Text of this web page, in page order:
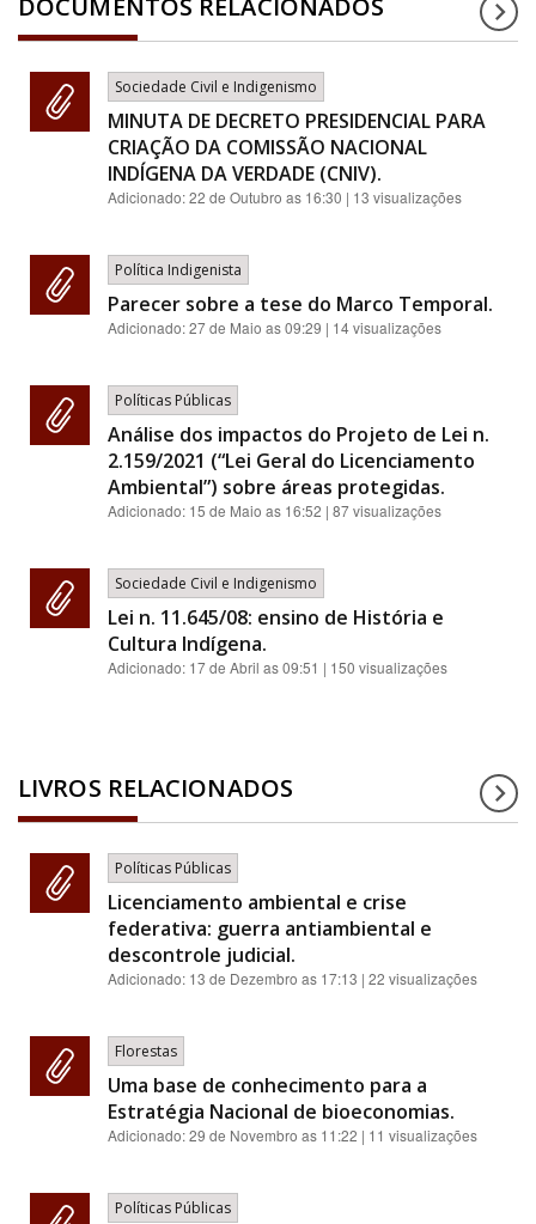
DOCUMENTOS RELACIONADOS
Sociedade Civil e Indigenismo
MINUTA DE DECRETO PRESIDENCIAL PARA
CRIAÇÃO DA COMISSÃO NACIONAL
INDÍGENA DA VERDADE (CNIV).
Adicionado:22 de Outubro as 16:30 | 13 visualizações
Política Indigenista
Parecer sobre a tese do Marco Temporal.
Adicionado:27 de Maio as 09:29 | 14 visualizações
Políticas Públicas
Análise dos impactos do Projeto de Lei n.
2.159/2021 (“Lei Geral do Licenciamento
Ambiental”) sobre áreas protegidas.
Adicionado: 15 de Maio as 16:52 | 87 visualizações
Sociedade Civil e Indigenismo
Lei n. 11.645/08: ensino de História e
Cultura Indígena.
Adicionado: 17 de Abril as 09:51 | 150 visualizações
LIVROS RELACIONADOS
Políticas Públicas
Licenciamento ambiental e crise
federativa: guerra antiambiental e
descontrole judicial.
Adicionado: 13 de Dezembro as 17:13 | 22 visualizações
Florestas
Uma base de conhecimento para a
Estratégia Nacional de bioeconomias.
Adicionado:29 de Novembro as 11:22 | 11 visualizações
Políticas Públicas